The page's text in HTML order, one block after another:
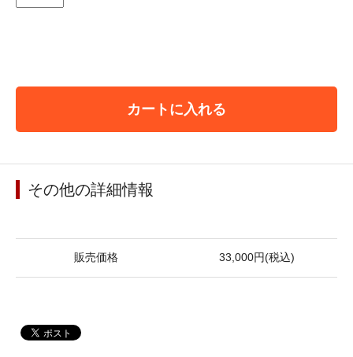
カートに入れる
その他の詳細情報
販売価格 33,000円(税込)